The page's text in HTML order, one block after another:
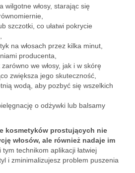
wilgotne włosy, starając się
szczotki, co ułatwi pokrycie
na włosach przez kilka minut,
producenta,
we włosy, jak i w skórę
zwiększa jego skuteczność,
wodą, aby pozbyć się wszelkich
o odżywki lub balsamy
kosmetyków prostujących nie
włosów, ale również nadaje im
tym technikom aplikacji łatwiej
i zminimalizujesz problem puszenia